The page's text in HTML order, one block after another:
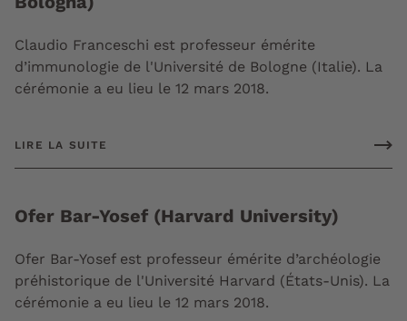
Claudio Franceschi est professeur émérite
d’immunologie de l'Université de Bologne (Italie). La
cérémonie a eu lieu le 12 mars 2018.
LIRE LA SUITE
Ofer Bar-Yosef (Harvard University)
Ofer Bar-Yosef est professeur émérite d’archéologie
préhistorique de l'Université Harvard (États-Unis). La
cérémonie a eu lieu le 12 mars 2018.